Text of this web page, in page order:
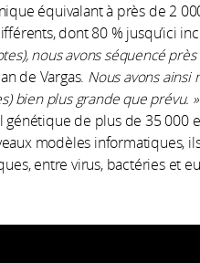
équivalant à près de 2
dont 80 % jusqu’ici
nous avons séquencé
de Vargas. Nous avons ainsi
bien plus grande que prévu. »
génétique de plus de 35 000
modèles informatiques,
entre virus, bactéries et